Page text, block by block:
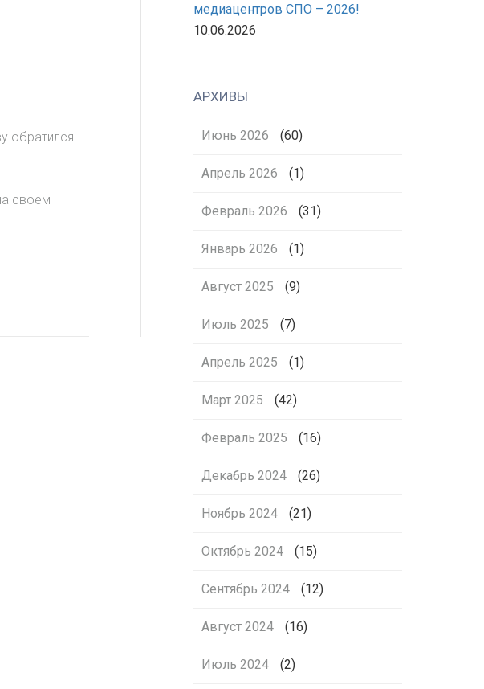
обратился
своём
медиацентров СПО – 2026!
10.06.2026
АРХИВЫ
Июнь 2026 (60)
Апрель 2026 (1)
Февраль 2026 (31)
Январь 2026 (1)
Август 2025 (9)
Июль 2025 (7)
Апрель 2025 (1)
Март 2025 (42)
Февраль 2025 (16)
Декабрь 2024 (26)
Ноябрь 2024 (21)
Октябрь 2024 (15)
Сентябрь 2024 (12)
Август 2024 (16)
Июль 2024 (2)